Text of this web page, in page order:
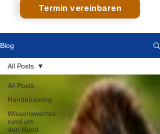
Termin vereinbaren
Blog
All Posts
Hundetraining
Wissenswertes
rund um
den Hund
All Posts